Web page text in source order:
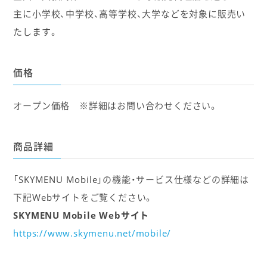
主に小学校、中学校、高等学校、大学などを対象に販売い
たします。
価格
オープン価格 ※詳細はお問い合わせください。
商品詳細
「SKYMENU Mobile」の機能・サービス仕様などの詳細は
下記Webサイトをご覧ください。
SKYMENU Mobile Webサイト
https://www.skymenu.net/mobile/